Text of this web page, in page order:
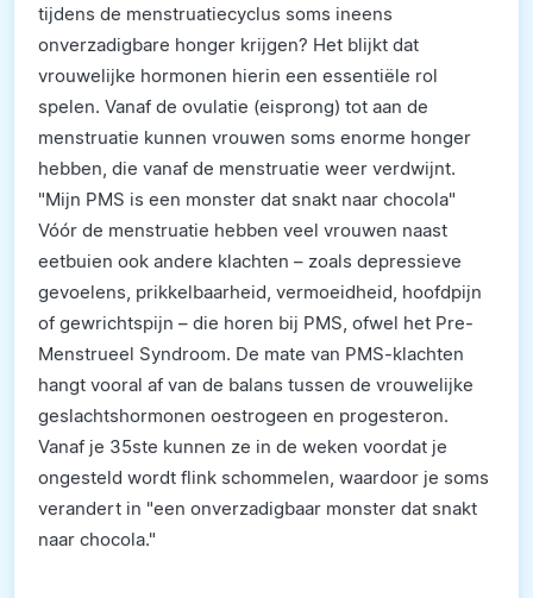
tijdens de menstruatiecyclus soms ineens
onverzadigbare honger krijgen? Het blijkt dat
vrouwelijke hormonen hierin een essentiële rol
spelen. Vanaf de ovulatie (eisprong) tot aan de
menstruatie kunnen vrouwen soms enorme honger
hebben, die vanaf de menstruatie weer verdwijnt.
"Mijn PMS is een monster dat snakt naar chocola"
Vóór de menstruatie hebben veel vrouwen naast
eetbuien ook andere klachten – zoals depressieve
gevoelens, prikkelbaarheid, vermoeidheid, hoofdpijn
of gewrichtspijn – die horen bij PMS, ofwel het Pre-
Menstrueel Syndroom. De mate van PMS-klachten
hangt vooral af van de balans tussen de vrouwelijke
geslachtshormonen oestrogeen en progesteron.
Vanaf je 35ste kunnen ze in de weken voordat je
ongesteld wordt flink schommelen, waardoor je soms
verandert in "een onverzadigbaar monster dat snakt
naar chocola."